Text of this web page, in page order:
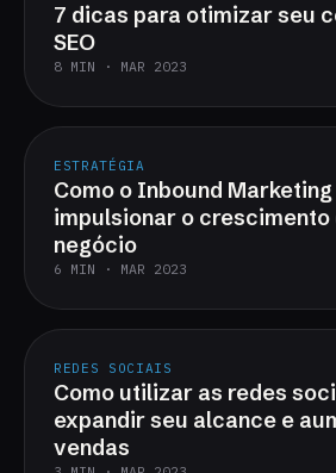
7 dicas para otimizar seu
SEO
8 MIN · MAR 2023
ESTRATÉGIA
Como o Inbound
impulsionar o crescimento
negócio
6 MIN · MAR 2023
REDES SOCIAIS
Como utilizar as redes
expandir seu alcance e
vendas